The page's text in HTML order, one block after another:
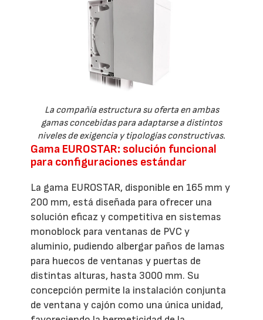
La compañía estructura su oferta en ambas
gamas concebidas para adaptarse a distintos
niveles de exigencia y tipologías constructivas.
Gama EUROSTAR: solución funcional
para configuraciones estándar
La gama EUROSTAR, disponible en 165 mm y
200 mm, está diseñada para ofrecer una
solución eficaz y competitiva en sistemas
monoblock para ventanas de PVC y
aluminio, pudiendo albergar paños de lamas
para huecos de ventanas y puertas de
distintas alturas, hasta 3000 mm. Su
concepción permite la instalación conjunta
de ventana y cajón como una única unidad,